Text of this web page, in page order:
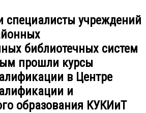
специалисты учреждений
библиотечных систем
прошли курсы
в Центре
и
образования КУКИиТ